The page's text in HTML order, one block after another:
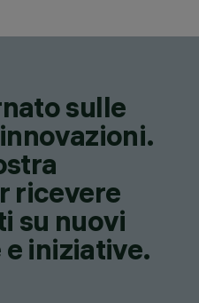
sulle
ricevere
su nuovi
iniziative.